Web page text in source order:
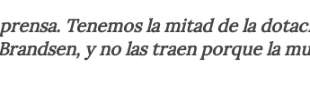
Tenemos la mitad de la
y no las traen porque la